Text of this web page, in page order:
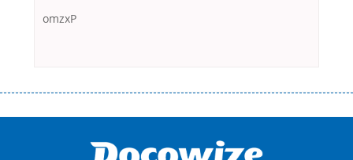
omzxP
оформляти кредит в банку, значить Вам добре знайомі незручності
загальна тривалість процесу, втрата особистого часу і багато-багато